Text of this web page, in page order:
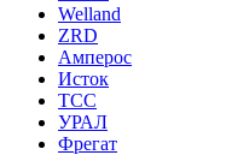
Welland
ZRD
Амперос
Исток
ТСС
УРАЛ
Фрегат